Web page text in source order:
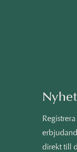
direkt till